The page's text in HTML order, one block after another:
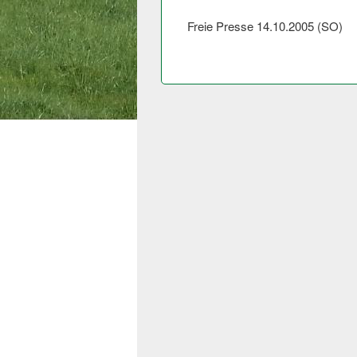
Freie Presse 14.10.2005 (SO)